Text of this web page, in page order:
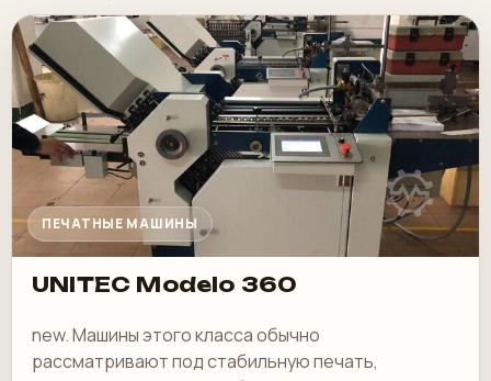
ПЕЧАТНЫЕ МАШИНЫ
UNITEC Modelo 360
new. Машины этого класса обычно
рассматривают под стабильную печать,